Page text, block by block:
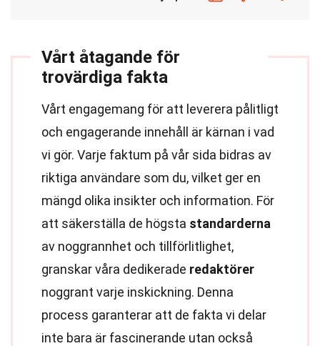
Vårt åtagande för
trovärdiga fakta
Vårt engagemang för att leverera pålitligt
och engagerande innehåll är kärnan i vad
vi gör. Varje faktum på vår sida bidras av
riktiga användare som du, vilket ger en
mängd olika insikter och information. För
att säkerställa de högsta standarderna
av noggrannhet och tillförlitlighet,
granskar våra dedikerade redaktörer
noggrant varje inskickning. Denna
process garanterar att de fakta vi delar
inte bara är fascinerande utan också